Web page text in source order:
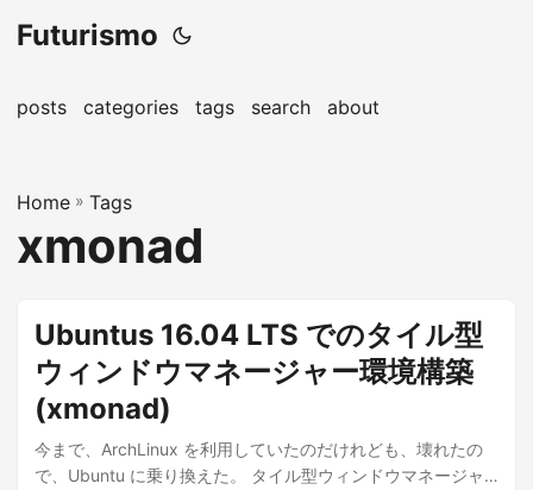
Futurismo
posts categories tags search about
Home » Tags
xmonad
Ubuntus 16.04 LTS でのタイル型
ウィンドウマネージャー環境構築
(xmonad)
今まで、ArchLinux を利用していたのだけれども、壊れたの
で、Ubuntu に乗り換えた。 タイル型ウィンドウマネージャ